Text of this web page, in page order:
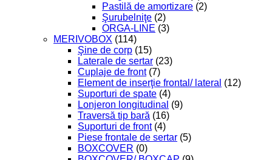
Pastilă de amortizare (2)
Şurubelniţe (2)
ORGA-LINE (3)
MERIVOBOX (114)
Şine de corp (15)
Laterale de sertar (23)
Cuplaje de front (7)
Element de inserţie frontal/ lateral (12)
Suporturi de spate (4)
Lonjeron longitudinal (9)
Traversă tip bară (16)
Suporturi de front (4)
Piese frontale de sertar (5)
BOXCOVER (0)